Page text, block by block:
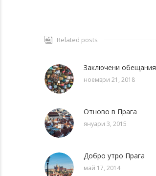
Related posts
Заключени обещания
ноември 21, 2018
Отново в Прага
януари 3, 2015
Добро утро Прага
май 17, 2014